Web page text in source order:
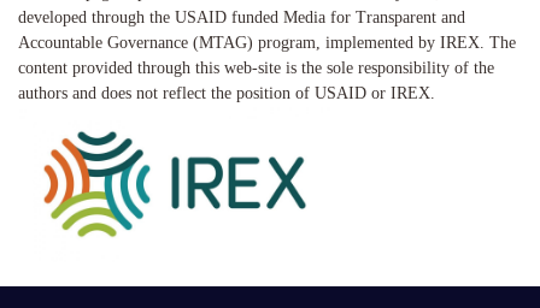
developed through the USAID funded Media for Transparent and
Accountable Governance (MTAG) program, implemented by IREX. The
content provided through this web-site is the sole responsibility of the
authors and does not reflect the position of USAID or IREX.